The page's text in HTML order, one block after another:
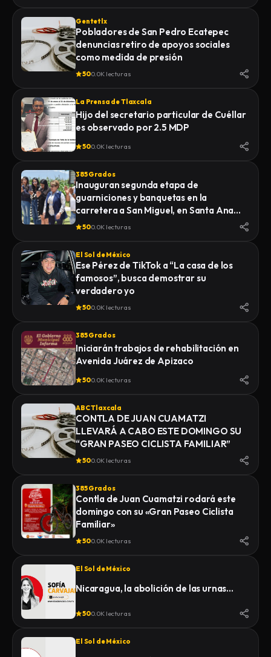
Gentetlx
Pobladores de San Pedro Ecatepec
denuncias retiro de apoyos sociales
como medida de presión
500.0K lecturas
La Prensa de Tlaxcala
Hijo del secretario particular de Cuéllar
es observado por 2.5 MDP
500.0K lecturas
385 Grados
Inauguran segunda etapa de
guarniciones y banquetas en la
carretera a San Miguel, en Santa Ana
Nopalucan
500.0K lecturas
El Sol de México
Ese Pérez de TikTok a “La casa de los
famosos”, busca demostrar su
verdadero yo
500.0K lecturas
385 Grados
Iniciarán trabajos de rehabilitación en
Avenida Juárez de Apizaco
500.0K lecturas
ABC Tlaxcala
CONTLA DE JUAN CUAMATZI
LLEVARÁ A CABO ESTE DOMINGO SU
“GRAN PASEO CICLISTA FAMILIAR”
500.0K lecturas
385 Grados
Contla de Juan Cuamatzi rodará este
domingo con su «Gran Paseo Ciclista
Familiar»
500.0K lecturas
El Sol de México
Nicaragua, la abolición de las urnas…
500.0K lecturas
El Sol de México